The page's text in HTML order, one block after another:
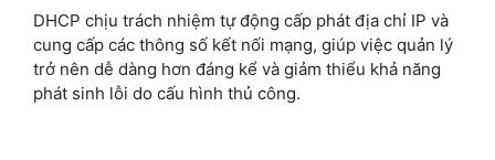
DHCP chịu trách nhiệm tự động cấp phát địa chỉ IP và
cung cấp các thông số kết nối mạng, giúp việc quản lý
trở nên dễ dàng hơn đáng kể và giảm thiểu khả năng
phát sinh lỗi do cấu hình thủ công.